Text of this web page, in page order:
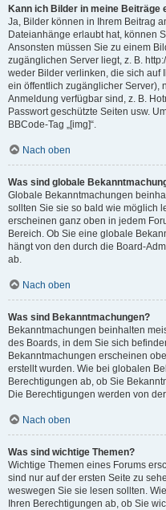
Kann ich Bilder in meine Beiträge
Ja, Bilder können in Ihrem Beitrag
Dateianhänge erlaubt hat, können
Ansonsten müssen Sie zu einem
zugänglichen Server liegt, z. B.
weder Bilder verlinken, die sich auf
ein öffentlich zugänglicher Server),
Anmeldung verfügbar sind, z. B.
Passwort geschützte Seiten usw.
BBCode-Tag „[img]“.
Nach oben
Was sind globale
Globale Bekanntmachungen
sollten Sie sie so bald wie möglich
erscheinen ganz oben in jedem
Bereich. Ob Sie eine globale
hängt von den durch die Board-
ab.
Nach oben
Was sind Bekanntmachungen?
Bekanntmachungen beinhalten
des Boards, in dem Sie sich
Bekanntmachungen erscheinen
erstellt wurden. Wie bei globalen
Berechtigungen ab, ob Sie
Die Berechtigungen werden von
Nach oben
Was sind wichtige Themen?
Wichtige Themen eines Forums
sind nur auf der ersten Seite zu
weswegen Sie sie lesen sollten.
Ihren Berechtigungen ab, ob Sie